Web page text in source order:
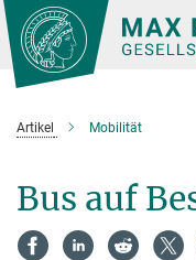
Hauptinhalt
Artikel Mobilität
Bus auf